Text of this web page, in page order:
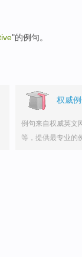
"的例句。
权威
例句来自权威英文
等，提供最专业的